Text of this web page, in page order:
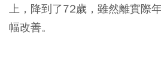
上，降到了72歲，雖然離實際
幅改善。